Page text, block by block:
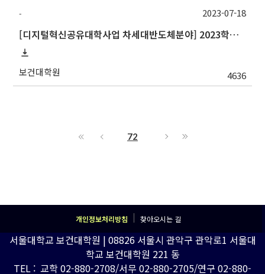
-
[디지털혁신공유대학사업 차세대반도체분야] 2023학년도 2학기 포항공과대학교 교류 수학 안내
보건대학원 4636
2023-07-18
72
개인정보처리방침 찾아오시는 길
서울대학교 보건대학원 | 08826 서울시 관악구 관악로1 서울대
학교 보건대학원 221 동
TEL : 교학 02-880-2708/서무 02-880-2705/연구 02-880-